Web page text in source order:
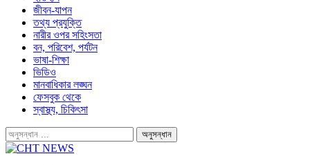
জীবন-যাপন
তথ্য প্রযুক্তি
নারীর ওপর সহিংসতা
বন, পরিবেশ, পর্যটন
ভাষা-শিক্ষা
ভিডিও
মানবাধিকার লঙ্ঘন
ফেসবুক থেকে
স্বাস্থ্য, চিকিৎসা